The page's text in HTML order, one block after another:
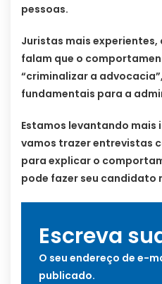
pessoas.
Juristas mais
falam que o
“criminalizar a
fundamentais para a
Estamos levantando mais
vamos trazer entrevistas
para explicar o
pode fazer seu candidato
Escreva
O seu endereço de e-
publicado.